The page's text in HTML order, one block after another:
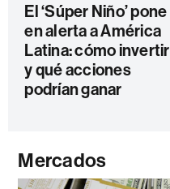
El ‘Súper Niño’ pone
en alerta a América
Latina: cómo invertir
y qué acciones
podrían ganar
Mercados